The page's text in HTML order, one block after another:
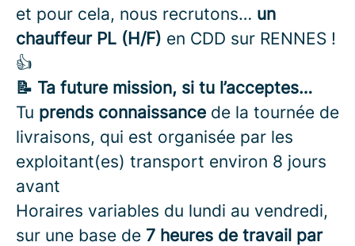
et pour cela, nous recrutons… un
chauffeur PL (H/F) en CDD sur RENNES !
👍
📝 Ta future mission, si tu l’acceptes…
Tu prends connaissance de la tournée de
livraisons, qui est organisée par les
exploitant(es) transport environ 8 jours
avant
Horaires variables du lundi au vendredi,
sur une base de 7 heures de travail par